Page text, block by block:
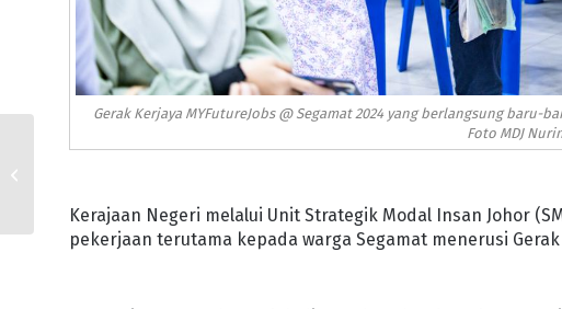
Gerak Kerjaya MYFutureJobs @ Segamat 2024 yang berlangsung
Foto MDJ
Kerajaan Negeri melalui Unit Strategik Modal Insan Johor
pekerjaan terutama kepada warga Segamat menerusi Gerak
RAKYAT